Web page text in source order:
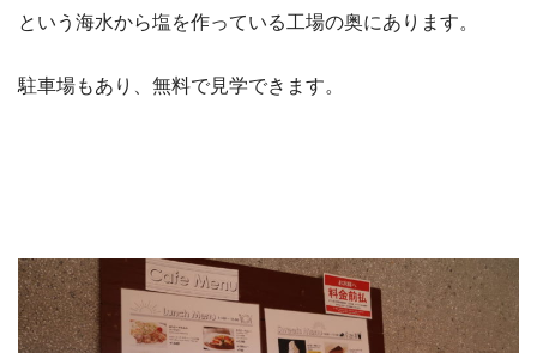
という海水から塩を作っている工場の奥にあります。
駐車場もあり、無料で見学できます。